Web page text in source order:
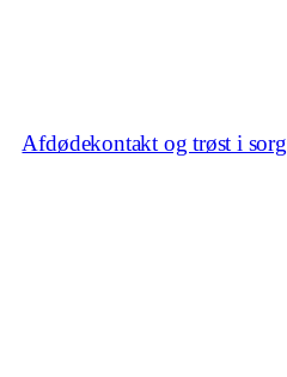
Afdødekontakt og trøst i